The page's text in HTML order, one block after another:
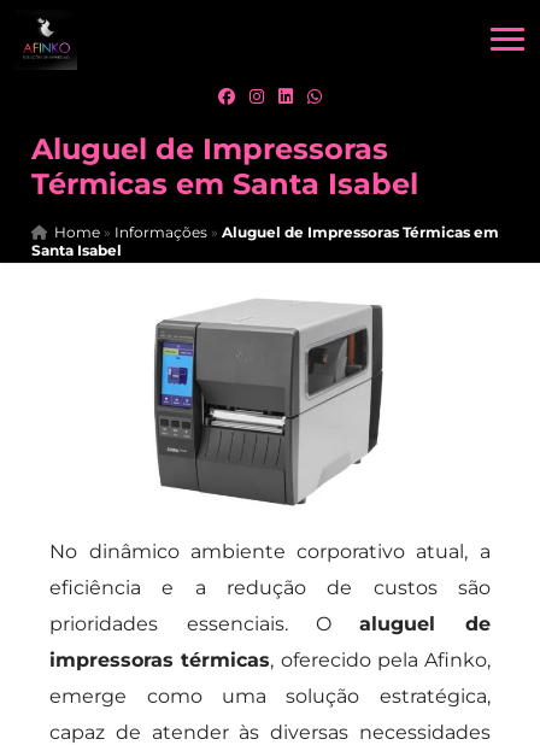
Aluguel de Impressoras
Térmicas em Santa Isabel
Home » Informações »Aluguel de Impressoras Térmicas em
Santa Isabel
No dinâmico ambiente corporativo atual, a
eficiência e a redução de custos são
prioridades essenciais. Oaluguel de
impressoras térmicas, oferecido pela Afinko,
emerge como uma solução estratégica,
capaz de atender às diversas necessidades